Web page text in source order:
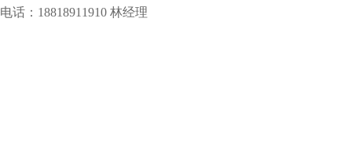
电话：18818911910 林经理